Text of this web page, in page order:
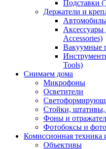
Подставки
Держатели и
Аксессуары
Accessories)
Вакуумные
Tools)
Снимаем дома
Микрофоны
Осветители
Стойки, штативы,
Фоны и
Фотобоксы и
Комиссионная техника
Объективы